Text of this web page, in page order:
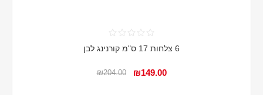
6 צלחות 17 ס"מ קורנינג לבן
₪149.00
₪204.00